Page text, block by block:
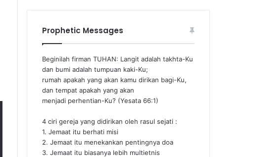
Prophetic Messages
Beginilah firman TUHAN: Langit adalah takhta-Ku
dan bumi adalah tumpuan kaki-Ku;
rumah apakah yang akan kamu dirikan bagi-Ku,
dan tempat apakah yang akan
menjadi perhentian-Ku? (Yesata 66:1) ‪
4 ciri gereja yang didirikan oleh rasul sejati :
1. Jemaat itu berhati misi
2. Jemaat itu menekankan pentingnya doa
3. Jemaat itu biasanya lebih multietnis